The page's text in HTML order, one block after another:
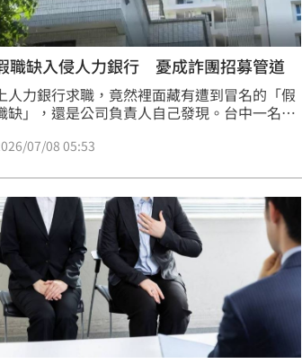
職缺入侵人力銀行 憂成詐團招募管道
人力銀行求職，竟然裡面藏有遭到冒名的「假
缺」，還是公司負責人自己發現。台中一名電
職缺，但他並沒有向人力銀行合作，了解後發
行簽約刊登，懷疑背後有詐騙集團操作。目前
力銀行已經下架這些職缺，並將連繫應徵者提
警覺。
07/08 05:53